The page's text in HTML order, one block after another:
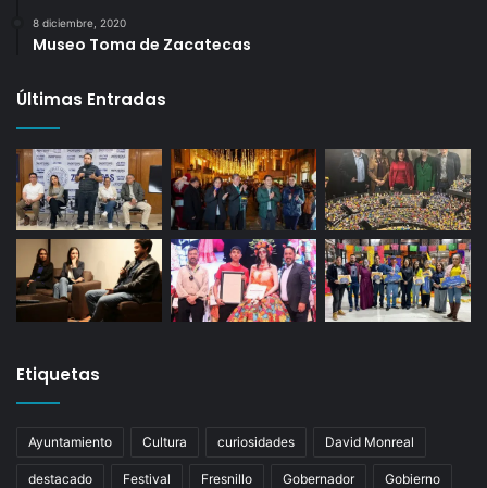
8 diciembre, 2020
Museo Toma de Zacatecas
Últimas Entradas
Etiquetas
Ayuntamiento Cultura curiosidades David Monreal
destacado Festival Fresnillo Gobernador Gobierno